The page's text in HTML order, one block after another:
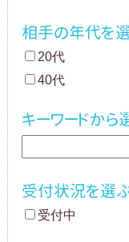
相手の年代を
20代
40代
キーワードから
受付状況を選
受付中